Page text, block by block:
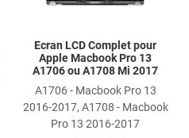
Ecran LCD Complet pour
Apple Macbook Pro 13
A1706 ou A1708 Mi 2017
A1706 - Macbook Pro 13
2016-2017, A1708 - Macbook
Pro 13 2016-2017